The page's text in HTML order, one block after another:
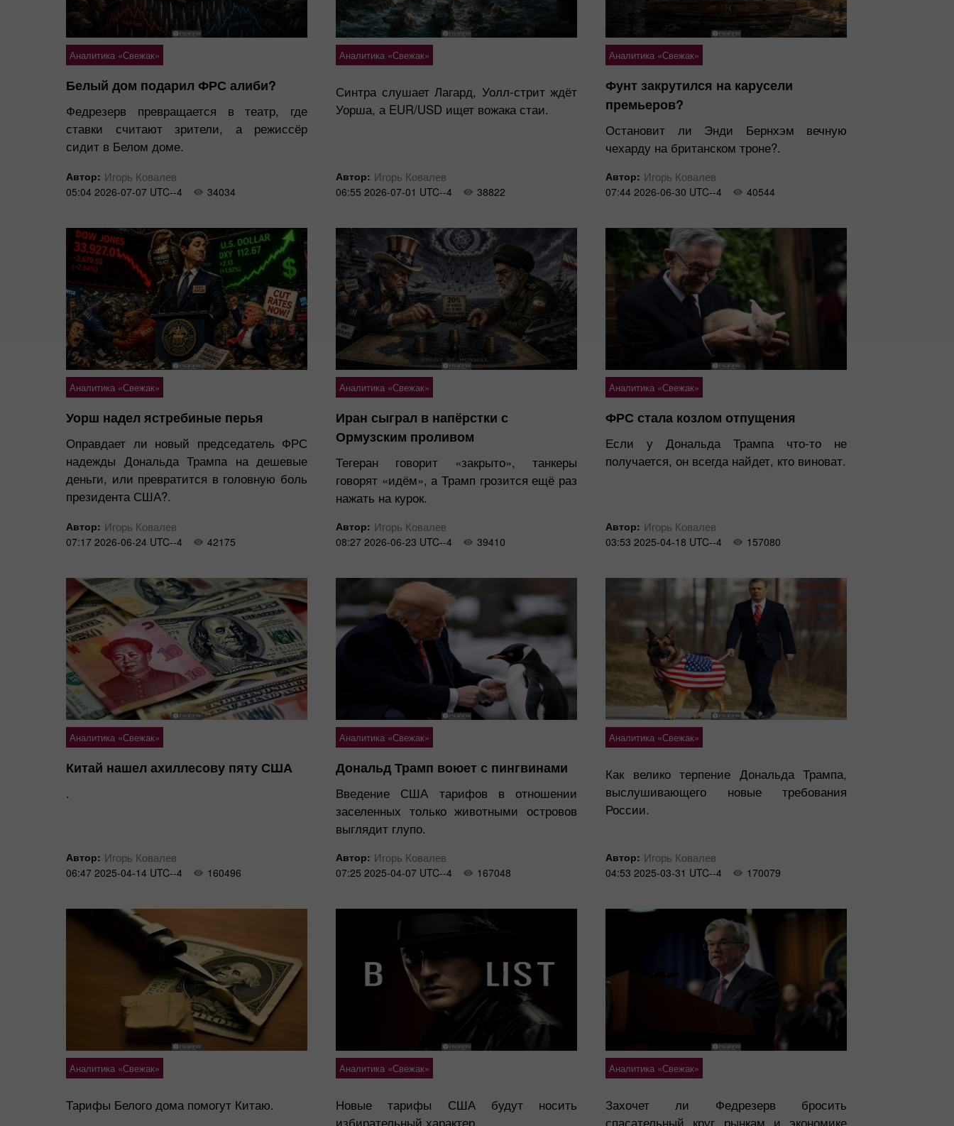
Аналитика «Свежак»
Белый дом подарил ФРС алиби?
Федрезерв превращается в театр, где
ставки считают зрители, а режиссёр
сидит в Белом доме.
Автор: Игорь Ковалев
05:04 2026-07-07 UTC--4 34034
Аналитика «Свежак»
Синтра слушает Лагард, Уолл-стрит ждёт
Уорша, а EUR/USD ищет вожака стаи.
Автор: Игорь Ковалев
06:55 2026-07-01 UTC--4 38822
Аналитика «Свежак»
Фунт закрутился на карусели
премьеров?
Остановит ли Энди Бернхэм вечную
чехарду на британском троне?.
Автор: Игорь Ковалев
07:44 2026-06-30 UTC--4 40544
Аналитика «Свежак»
Уорш надел ястребиные перья
Оправдает ли новый председатель ФРС
надежды Дональда Трампа на дешевые
деньги, или превратится в головную боль
президента США?.
Автор: Игорь Ковалев
07:17 2026-06-24 UTC--4 42175
Аналитика «Свежак»
Иран сыграл в напёрстки с
Ормузским проливом
Тегеран говорит «закрыто», танкеры
говорят «идём», а Трамп грозится ещё раз
нажать на курок.
Автор: Игорь Ковалев
08:27 2026-06-23 UTC--4 39410
Аналитика «Свежак»
ФРС стала козлом отпущения
Если у Дональда Трампа что-то не
получается, он всегда найдет, кто виноват.
Автор: Игорь Ковалев
03:53 2025-04-18 UTC--4 157080
Аналитика «Свежак»
Китай нашел ахиллесову пяту США
.
Автор: Игорь Ковалев
06:47 2025-04-14 UTC--4 160496
Аналитика «Свежак»
Дональд Трамп воюет с пингвинами
Введение США тарифов в отношении
заселенных только животными островов
выглядит глупо.
Автор: Игорь Ковалев
07:25 2025-04-07 UTC--4 167048
Аналитика «Свежак»
Как велико терпение Дональда Трампа,
выслушивающего новые требования
России.
Автор: Игорь Ковалев
04:53 2025-03-31 UTC--4 170079
Аналитика «Свежак»
Тарифы Белого дома помогут Китаю.
Аналитика «Свежак»
Новые тарифы США будут носить
избирательный характер.
Аналитика «Свежак»
Захочет ли Федрезерв бросить
спасательный круг рынкам и экономике